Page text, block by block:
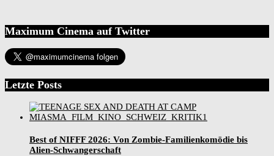
Maximum Cinema auf Twitter
Letzte Posts
Best of NIFFF 2026: Von Zombie-Familienkomödie bis
Alien-Schwangerschaft